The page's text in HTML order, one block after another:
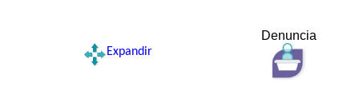
Denuncia
Expandir